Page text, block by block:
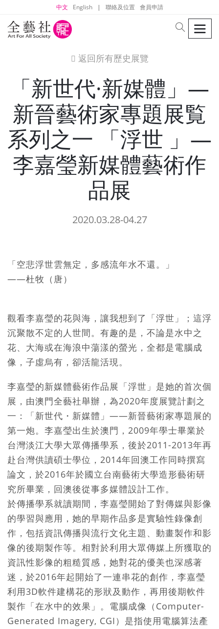
中文 English | 聯絡及位置 會員申請
search
icon
返回所有歷史展覽
「新世代·新媒體」—
新晉藝術家專題展覧
系列之一 「浮世 」—
李嘉瑩新媒體藝術作
品展
2020.03.28-04.27
「空悲浮世雲無定，多感流年水不還。」
——杜牧（唐）
觀看李嘉瑩的花與海，讓我想到了「浮世」；這浮
沉聚散不定的人世間。有趣的是，不論是水中之
花、大海或在海浪中蕩漾的螢光，全都是電腦成
像，子虛烏有，卻活龍活現。
李嘉瑩的新媒體藝術作品展「浮世」是她的首次個
展，由澳門全藝社舉辦，為2020年度展覽計劃之
一：「新世代・新媒體」——新晉藝術家專題展的
第一炮。李嘉瑩出生於澳門，2009年學士畢業於
台灣淡江大學大眾傳播學系，後於2011-2013年再
赴台灣供讀碩士學位，2014年回澳工作同時撰寫
論文，於2016年於國立台南藝術大學造形藝術研
究所畢業，回澳後從事多媒體設計工作。
於傳播學系就讀期間，李嘉瑩開始了對傳媒與影像
的學習與應用，她的早期作品多是實驗性錄像創
作，包括資訊傳播與流行文化主題、動畫製作和影
像的後期製作等。相對於利用大眾傳媒上所獲取的
資訊性影像的粗糙質感，她對花的優美也深感著
迷，於2016年起開始了一連串花的創作，李嘉瑩
利用3D軟件建構花的形狀及動作，再用後期軟件
製作「在水中的效果」。電腦成像（Computer-
Generated Imagery, CGI）是指使用電腦算法產